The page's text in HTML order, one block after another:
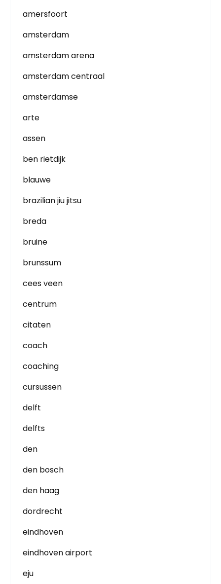
amersfoort
amsterdam
amsterdam arena
amsterdam centraal
amsterdamse
arte
assen
ben rietdijk
blauwe
brazilian jiu jitsu
breda
bruine
brunssum
cees veen
centrum
citaten
coach
coaching
cursussen
delft
delfts
den
den bosch
den haag
dordrecht
eindhoven
eindhoven airport
eju